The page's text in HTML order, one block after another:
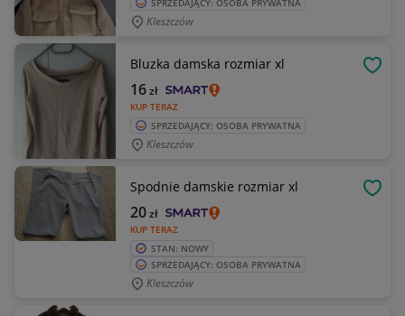
SPRZEDAJĄCY: OSOBA PRYWATNA
Kleszczów
Bluzka damska rozmiar xl
KUP TERAZ
16zł
SPRZEDAJĄCY: OSOBA PRYWATNA
Kleszczów
Spodnie damskie rozmiar xl
KUP TERAZ
20zł
STAN: NOWY
SPRZEDAJĄCY: OSOBA PRYWATNA
Kleszczów